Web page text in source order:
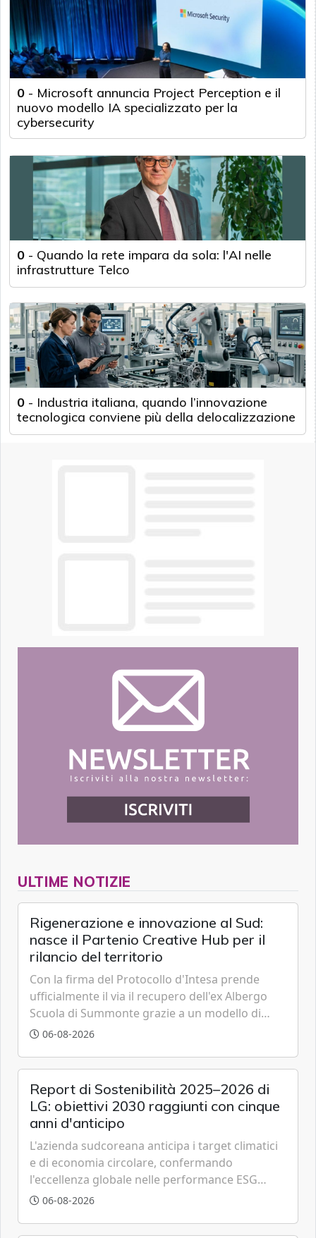
0 - Microsoft annuncia Project Perception e il
nuovo modello IA specializzato per la
cybersecurity
0 - Quando la rete impara da sola: l'AI nelle
infrastrutture Telco
0 - Industria italiana, quando l’innovazione
tecnologica conviene più della delocalizzazione
ULTIME NOTIZIE
Rigenerazione e innovazione al Sud:
nasce il Partenio Creative Hub per il
rilancio del territorio
Con la firma del Protocollo d'Intesa prende
ufficialmente il via il recupero dell'ex Albergo
Scuola di Summonte grazie a un modello di
partenariato pubblico-privato e a una rete di
06-08-2026
Report di Sostenibilità 2025–2026 di
LG: obiettivi 2030 raggiunti con cinque
anni d'anticipo
L'azienda sudcoreana anticipa i target climatici
e di economia circolare, confermando
l'eccellenza globale nelle performance ESG
grazie a innovazione, accessibilità e governance
06-08-2026